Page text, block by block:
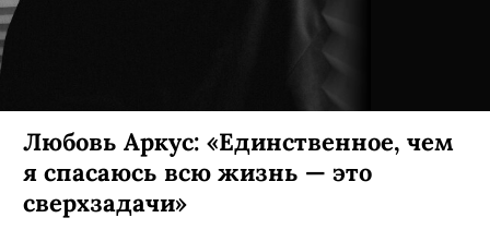
Любовь Аркус: «Единственное, чем
я спасаюсь всю жизнь — это
сверхзадачи»